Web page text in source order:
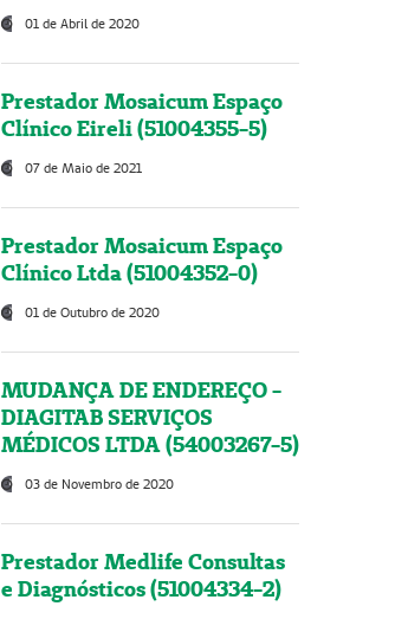
01 de Abril de 2020
Prestador Mosaicum Espaço
Clínico Eireli (51004355-5)
07 de Maio de 2021
Prestador Mosaicum Espaço
Clínico Ltda (51004352-0)
01 de Outubro de 2020
MUDANÇA DE ENDEREÇO -
DIAGITAB SERVIÇOS
MÉDICOS LTDA (54003267-5)
03 de Novembro de 2020
Prestador Medlife Consultas
e Diagnósticos (51004334-2)